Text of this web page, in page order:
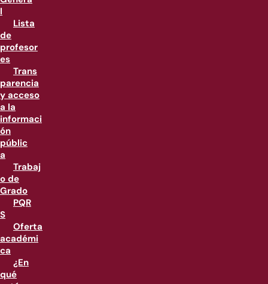
l
Lista
de
profesor
es
Trans
parencia
y acceso
a la
informaci
ón
públic
a
Trabaj
o de
Grado
PQR
S
Oferta
académi
ca
¿En
qué